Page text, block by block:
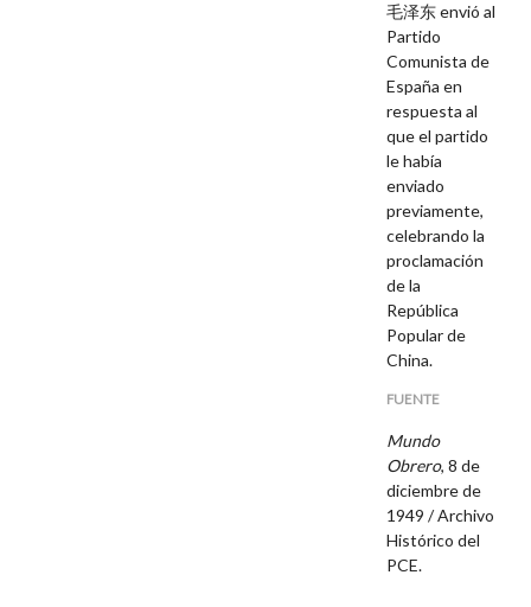
毛泽东 envió al
Partido
Comunista de
España en
respuesta al
que el partido
le había
enviado
previamente,
celebrando la
proclamación
de la
República
Popular de
China.
FUENTE
Mundo
Obrero, 8 de
diciembre de
1949 / Archivo
Histórico del
PCE.